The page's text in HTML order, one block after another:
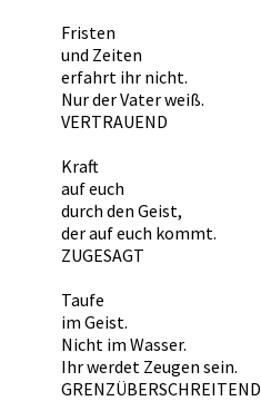
Fristen
und Zeiten
erfahrt ihr nicht.
Nur der Vater weiß.
VERTRAUEND
Kraft
auf euch
durch den Geist,
der auf euch kommt.
ZUGESAGT
Taufe
im Geist.
Nicht im Wasser.
Ihr werdet Zeugen sein.
GRENZÜBERSCHREITEND